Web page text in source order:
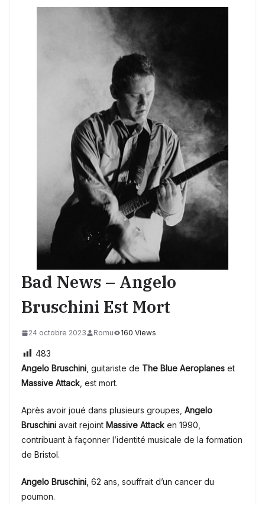
Bad News – Angelo
Bruschini Est Mort
24 octobre 2023 Romu 160 Views
483
Angelo Bruschini , guitariste de The Blue Aeroplanes et
Massive Attack , est mort.
Après avoir joué dans plusieurs groupes, Angelo
Bruschini avait rejoint Massive Attack en 1990,
contribuant à façonner l’identité musicale de la formation
de Bristol.
Angelo Bruschini , 62 ans, souffrait d’un cancer du
poumon.